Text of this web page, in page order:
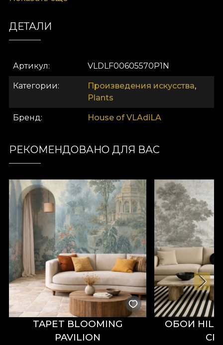
дизайн.
ДЕТАЛИ
Артикул VLDLF00605570P1N
Категории Произведения искусства,
Plants
Бренд House of VLAdiLA
РЕКОМЕНДОВАНО ДЛЯ ВАС
TAPET BLOOMING
PAVILION
ОБОИ